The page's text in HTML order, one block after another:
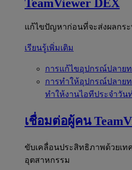
TeamViewer DEX
แก้ไขปัญหาก่อนที่จะส่งผลกร
เรียนรู้เพิ่มเติม
การแก้ไขอุปกรณ์ปลายท
การทำให้อุปกรณ์ปลาย
ทำให้งานไอทีประจำวัน
เชื่อมต่อผู้คน
ขับเคลื่อนประสิทธิภาพด้วยเท
อุตสาหกรรม